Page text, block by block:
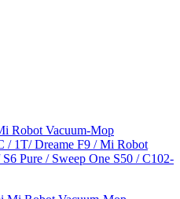
Robot Vacuum-Mop
/ 1T/ Dreame F9 / Mi Robot
Pure / Sweep One S50 / C102-